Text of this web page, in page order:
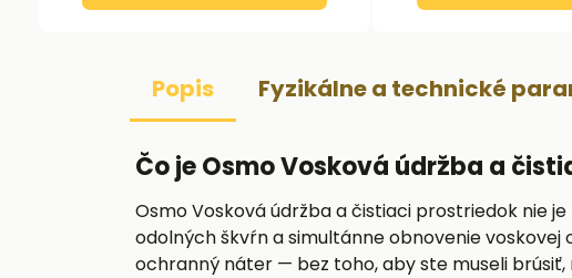
Popis Fyzikálne a technické
Čo je Osmo Vosková údržba a
Osmo Vosková údržba a čistiaci prostriedok nie
odolných škvŕn a simultánne obnovenie
ochranný náter — bez toho, aby ste museli